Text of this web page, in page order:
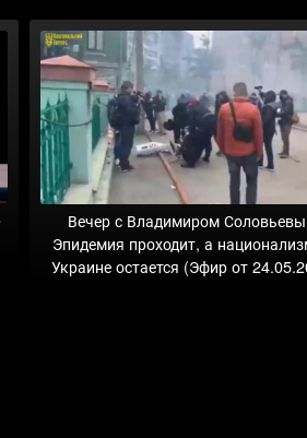
Вечер с Владимиром
Эпидемия проходит, а
Украине остается (Эфир от